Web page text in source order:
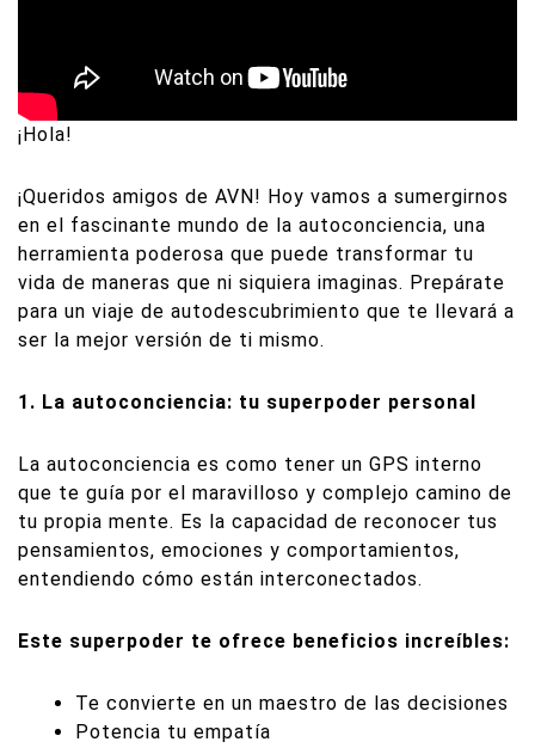
¡Hola!
¡Queridos amigos de AVN! Hoy vamos a sumergirnos
en el fascinante mundo de la autoconciencia, una
herramienta poderosa que puede transformar tu
vida de maneras que ni siquiera imaginas. Prepárate
para un viaje de autodescubrimiento que te llevará a
ser la mejor versión de ti mismo.
1. La autoconciencia: tu superpoder personal
La autoconciencia es como tener un GPS interno
que te guía por el maravilloso y complejo camino de
tu propia mente. Es la capacidad de reconocer tus
pensamientos, emociones y comportamientos,
entendiendo cómo están interconectados.
Este superpoder te ofrece beneficios increíbles:
Te convierte en un maestro de las decisiones
Potencia tu empatía